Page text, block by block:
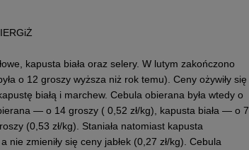
kapusta biała oraz selery. W lutym zakończono
o 12 groszy wyższa niż rok temu). Ceny ożywiły się
białą i marchew. Cebula obierana była wtedy o
— o 14 groszy ( 0,52 zł/kg), kapusta biała — o 7
(0,53 zł/kg). Staniała natomiast kapusta
nie zmieniły się ceny jabłek (0,27 zł/kg). Cebula